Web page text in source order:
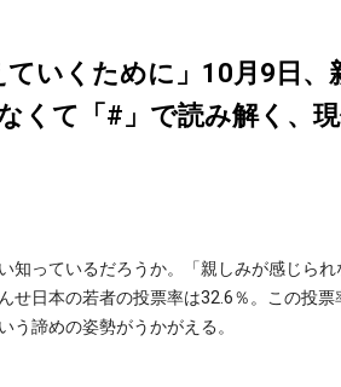
ていくために」10月9日
くて「#」で読み解く、
知っているだろうか。「親しみが感じら
せ日本の若者の投票率は32.6％。この投
う諦めの姿勢がうかがえる。